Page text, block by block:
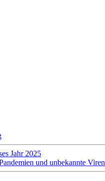
Jahr 2025
und unbekannte Viren